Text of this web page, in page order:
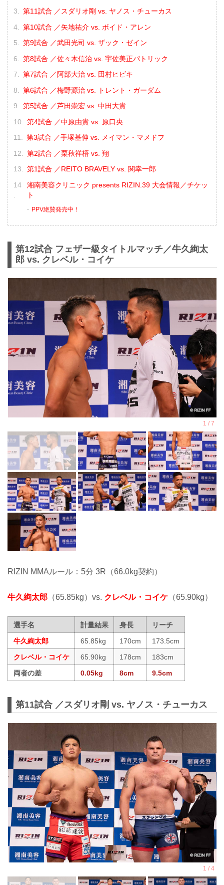
第11試合 ／スダリオ剛 vs. ヤノス・チューカス
第10試合 ／矢地祐介 vs. ボイド・アレン
第9試合 ／武田光司 vs. ザック・ゼイン
第8試合 ／佐々木信治 vs. 宇佐美正パトリック
第7試合 ／阿部大治 vs. 田村ヒビキ
第6試合 ／梅野源治 vs. トレント・ガーダム
第5試合 ／芦田崇宏 vs. 中田大貴
第4試合 ／中原由貴 vs. 原口央
第3試合 ／手塚基伸 vs. メイマン・マメドフ
第2試合 ／栗秋祥梧 vs. 翔
第1試合 ／REITO BRAVELY vs. 関幸一郎
湘南美容クリニック presents RIZIN.39 大会情報／チケッ
ト
PPV絶賛発売中！
第12試合 フェザー級タイトルマッチ／牛久絢太
郎 vs. クレベル・コイケ
RIZIN MMAルール：5分 3R（66.0kg契約）
牛久絢太郎 （65.85kg）vs. クレベル・コイケ （65.90kg）
選手名 計量結果 身長
リーチ
牛久絢太郎
65.85kg 170cm
173.5cm
クレベル・コイケ
65.90kg 178cm
183cm
両者の差
0.05kg 8cm 9.5cm
第11試合 ／スダリオ剛 vs. ヤノス・チューカス